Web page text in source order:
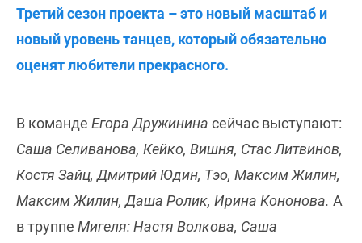
Третий сезон проекта – это новый масштаб и
новый уровень танцев, который обязательно
оценят любители прекрасного.
В команде Егора Дружинина сейчас выступают:
Саша Селиванова, Кейко, Вишня, Стас Литвинов,
Костя Зайц, Дмитрий Юдин, Тэо, Максим Жилин,
Максим Жилин, Даша Ролик, Ирина Кононова. А
в труппе Мигеля: Настя Волкова, Саша